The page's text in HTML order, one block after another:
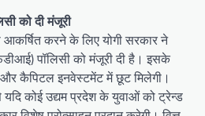
को दी मंजूरी
आकर्षित करने के लिए योगी सरकार ने
पॉलिसी को मंजूरी दी है। इसके
कैपिटल इनवेस्टमेंट में छूट मिलेगी।
कोई उद्यम प्रदेश के युवाओं को ट्रेन्ड